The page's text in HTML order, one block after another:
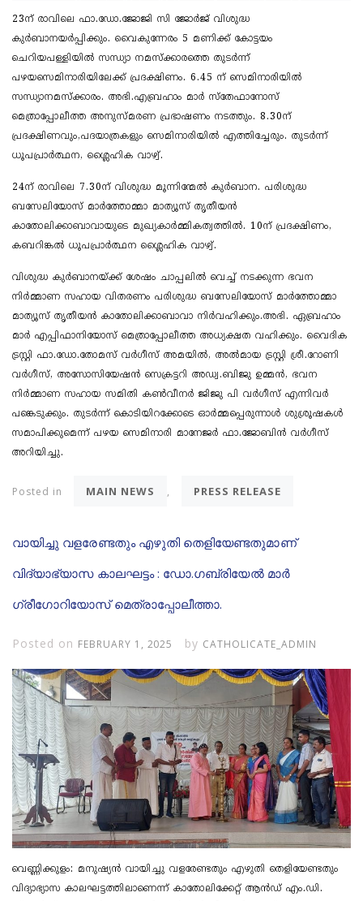
23ന് രാവിലെ ഫാ.ഡോ.ജോജി സി ജോർജ് വിശുദ്ധ
കുർബാനയർപ്പിക്കും. വൈകുന്നേരം 5 മണിക്ക് കോട്ടയം
ചെറിയപള്ളിയിൽ സന്ധ്യാ നമസ്ക്കാരത്തെ തുടർന്ന്
പഴയസെമിനാരിയിലേക്ക് പ്രദക്ഷിണം. 6.45 ന് സെമിനാരിയിൽ
സന്ധ്യാനമസ്ക്കാരം. അഭി.എബ്രഹാം മാർ സ്തേഫാനോസ്
മെത്രാപ്പോലീത്ത അനുസ്മരണ പ്രഭാഷണം നടത്തും. 8.30ന്
പ്രദക്ഷിണവും,പദയാത്രകളും സെമിനാരിയിൽ എത്തിച്ചേരും. തുടർന്ന്
ധൂപപ്രാർത്ഥന, ശ്ലൈഹിക വാഴ്വ്.
24ന് രാവിലെ 7.30ന് വിശുദ്ധ മൂന്നിന്മേൽ കുർബാന. പരിശുദ്ധ
ബസേലിയോസ് മാർത്തോമ്മാ മാത്യൂസ് തൃതീയൻ
കാതോലിക്കാബാവായുടെ മുഖ്യകാർമ്മികത്വത്തിൽ. 10ന് പ്രദക്ഷിണം,
കബറിങ്കൽ ധൂപപ്രാർത്ഥന ശ്ലൈഹിക വാഴ്വ്.
വിശുദ്ധ കുർബാനയ്ക്ക് ശേഷം ചാപ്പലിൽ വെച്ച് നടക്കുന്ന ഭവന
നിർമ്മാണ സഹായ വിതരണം പരിശുദ്ധ ബസേലിയോസ് മാർത്തോമ്മാ
മാത്യൂസ് തൃതീയൻ കാതോലിക്കാബാവാ നിർവഹിക്കും.അഭി. ഏബ്രഹാം
മാർ എപ്പിഫാനിയോസ് മെത്രാപ്പോലീത്ത അധ്യക്ഷത വഹിക്കും. വൈദിക
ട്രസ്റ്റി ഫാ.ഡോ.തോമസ് വർ​ഗീസ് അമയിൽ, അൽമായ ട്രസ്റ്റി ശ്രീ.റോണി
വർ​ഗീസ്, അസോസിയേഷൻ സെക്രട്ടറി അഡ്വ.ബിജു ഉമ്മൻ, ഭവന
നിർമ്മാണ സഹായ സമിതി കൺവീനർ ജിജു പി വർ​ഗീസ് എന്നിവർ
പങ്കെടുക്കും. തുടർന്ന് കൊടിയിറക്കോടെ ഓർമ്മപ്പെരുന്നാൾ ശുശ്രൂഷകൾ
സമാപിക്കുമെന്ന് പഴയ സെമിനാരി മാനേജർ ഫാ.ജോബിൻ വർ​ഗീസ്
അറിയിച്ചു.
Posted in MAIN NEWS , PRESS RELEASE
വായിച്ചു വളരേണ്ടതും എഴുതി തെളിയേണ്ടതുമാണ്
വിദ്യാഭ്യാസ കാലഘട്ടം : ഡോ.ഗബ്രിയേൽ മാർ
ഗ്രീഗോറിയോസ് മെത്രാപ്പോലീത്താ.
Posted on FEBRUARY 1, 2025 by CATHOLICATE_ADMIN
വെണ്ണിക്കുളം: മനുഷ്യൻ വായിച്ചു വളരേണ്ടതും എഴുതി തെളിയേണ്ടതും
വിദ്യാഭ്യാസ കാലഘട്ടത്തിലാണെന്ന് കാതോലിക്കേറ്റ് ആൻഡ് എം.ഡി.